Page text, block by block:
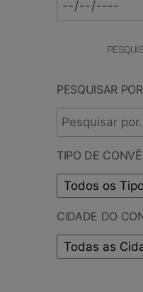
PESQUISAR
TIPO DE
CIDADE DO